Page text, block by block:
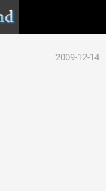
2009-12-14